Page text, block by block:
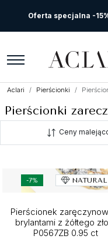
Oferta specjalna -
Aclari Pierścionki
Pierścionki
Ceny
-7%
Pierścionek
brylantami z żółtego
P0567ZB 0.95 ct